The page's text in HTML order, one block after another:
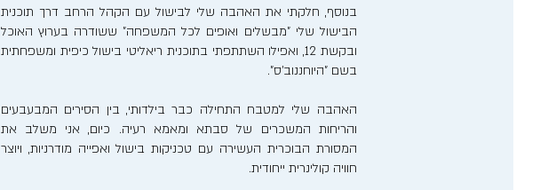
בנוסף, חלקתי את האהבה שלי לבישול עם הקהל הרחב דרך תוכנית
הבישול שלי "מבשלים ואופים לכל המשפחה" ששודרה בערוץ האוכל
ובקשת 12, ואפילו השתתפתי בתוכנית ריאליטי בישול כיפית ומשפחתית
בשם "היוחננוב'ס".
האהבה שלי למטבח התחילה כבר בילדותי, בין הסירים המבעבעים
והריחות המשכרים של סבתא ומאמא רעיה. כיום, אני משלב את
המסורת הבוכרית העשירה עם טכניקות בישול ואפייה מודרניות, ויוצר
חוויה קולינרית ייחודית.